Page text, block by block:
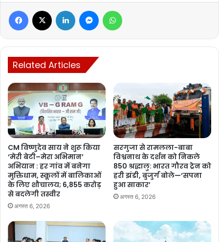
दूध उत्पादन को बढ़ावा,खेतों तक पानी पहुंचाने की योजनाएं,गांवों में डिजिटल
स्वास्थ्य सुविधाओं का विस्तार औरयुवाओं को रोजगार से जोड़ने
प्रयास किए जा रहे हैं।
उन्होंने बताया कि अगलेतीन वर्षों में बस्तर के परिवारों की मासिक आय बढ़ाकर 30
हजार रुपयेतक पहुंचाने का लक्ष्य रखा गया है। वर्तमान में बस्तर के लगभग
प्रतिशत परिवारों की मासिक आय 15 हजार रुपये से कम
खेती,
पशुपालन, वन उपज, छोटे उद्योग और विभिन्न योजनाओं
के माध्यम से ग्रामीण
परिवारों की आर्थिक स्थिति मजबूत करने पर काम कर रही है।
Facebook LinkedIn Messenger
Related Articles
CM विष्णुदेव साय ने शुरू किया
‘मेरी बेटी–मेरा अभिमान’
अभियान : हर गांव में बनेगा
मुक्तिधाम, स्कूलों में बालिकाओं
के लिए शौचालय; 6,855 करोड़
से बदलेगी तस्वीर
अगस्त 6, 2026
सरगुजा से रामलला-बाबा
विश्वनाथ के दर्शन को निकले
850 श्रद्धालु: भारत गौरव ट्रेन को
हरी झंडी, बुजुर्ग बोले—‘सपना
हुआ साकार’
अगस्त 6, 2026